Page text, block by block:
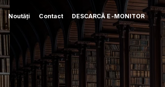
Noutăți Contact DESCARCĂ E-MONITOR